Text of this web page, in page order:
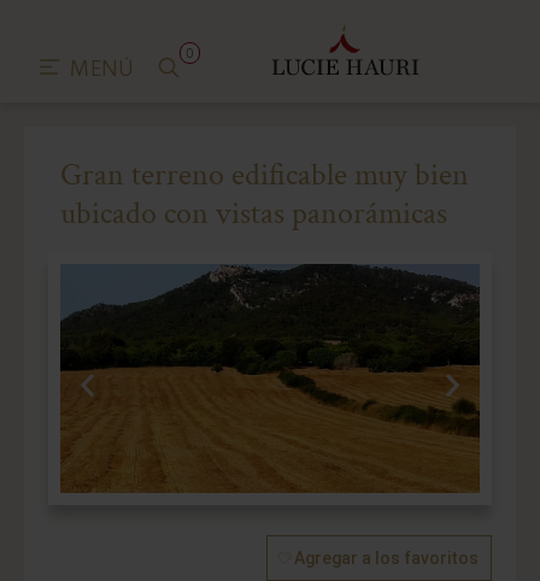
MENÚ
0
Gran terreno edificable muy bien
ubicado con vistas panorámicas
Agregar a los favoritos